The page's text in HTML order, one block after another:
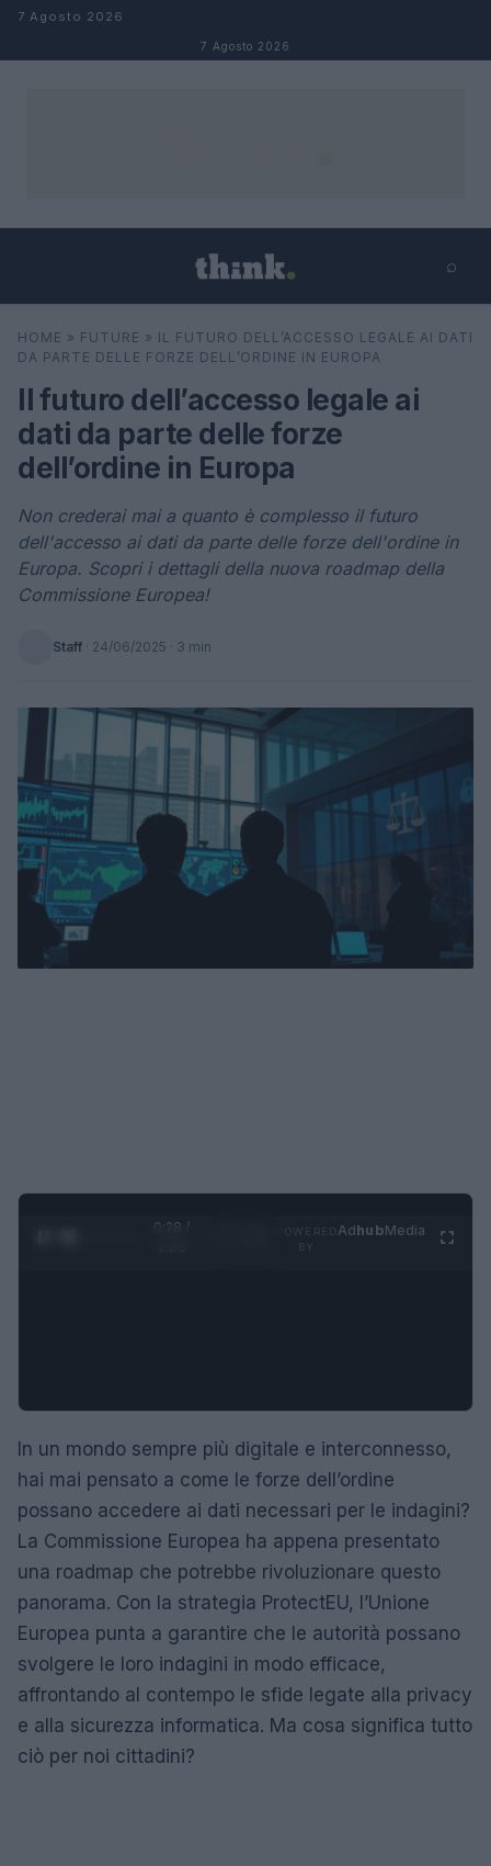
Salta al contenuto
7 Agosto 2026
7 Agosto 2026
⌕
Cerca ⌕ ×
HOME » FUTURE » IL FUTURO DELL’ACCESSO LEGALE AI DATI
DA PARTE DELLE FORZE DELL’ORDINE IN EUROPA
Il futuro dell’accesso legale ai
dati da parte delle forze
dell’ordine in Europa
Non crederai mai a quanto è complesso il futuro
dell'accesso ai dati da parte delle forze dell'ordine in
Europa. Scopri i dettagli della nuova roadmap della
Commissione Europea!
Staff · 24/06/2025 · 3 min
0:29 /
AdhubMedia
In un mondo sempre più digitale e interconnesso,
hai mai pensato a come le forze dell’ordine
possano accedere ai dati necessari per le indagini?
La Commissione Europea ha appena presentato
una roadmap che potrebbe rivoluzionare questo
panorama. Con la strategia ProtectEU, l’Unione
Europea punta a garantire che le autorità possano
svolgere le loro indagini in modo efficace,
affrontando al contempo le sfide legate alla privacy
e alla sicurezza informatica. Ma cosa significa tutto
ciò per noi cittadini?